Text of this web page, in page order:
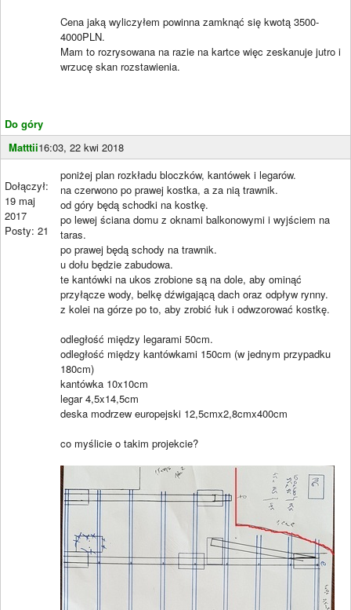
Do góry
Cena jaką wyliczyłem powinna zamknąć się kwotą 3500-
4000PLN.
Mam to rozrysowana na razie na kartce więc zeskanuje jutro i
wrzucę skan rozstawienia.
Matttii16:03, 22 kwi 2018
Dołączył:
19 maj
2017
Posty: 21
poniżej plan rozkładu bloczków, kantówek i legarów.
na czerwono po prawej kostka, a za nią trawnik.
od góry będą schodki na kostkę.
po lewej ściana domu z oknami balkonowymi i wyjściem na
taras.
po prawej będą schody na trawnik.
u dołu będzie zabudowa.
te kantówki na ukos zrobione są na dole, aby ominąć
przyłącze wody, belkę dźwigającą dach oraz odpływ rynny.
z kolei na górze po to, aby zrobić łuk i odwzorować kostkę.
odległość między legarami 50cm.
odległość między kantówkami 150cm (w jednym przypadku
180cm)
kantówka 10x10cm
legar 4,5x14,5cm
deska modrzew europejski 12,5cmx2,8cmx400cm
co myślicie o takim projekcie?